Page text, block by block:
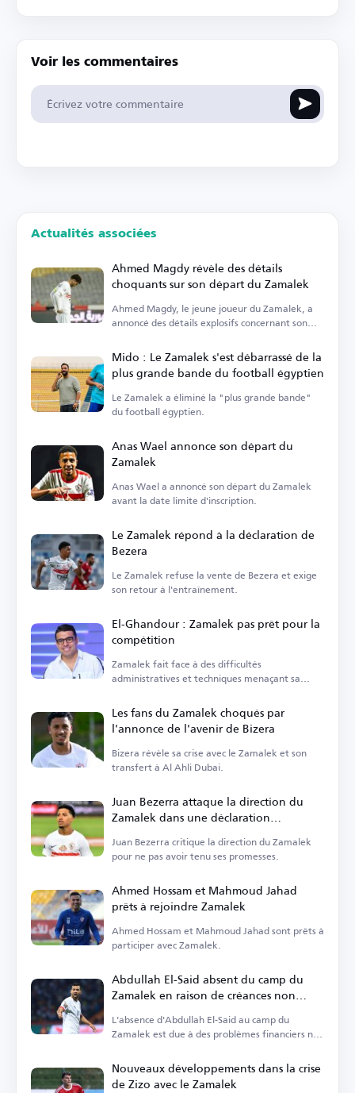
Voir les commentaires
Actualités associées
Ahmed Magdy révèle des détails
choquants sur son départ du Zamalek
Ahmed Magdy, le jeune joueur du Zamalek, a
annoncé des détails explosifs concernant son
Mido : Le Zamalek s'est débarrassé de la
plus grande bande du football égyptien
Le Zamalek a éliminé la "plus grande bande"
du football égyptien.
Anas Wael annonce son départ du
Zamalek
Anas Wael a annoncé son départ du Zamalek
avant la date limite d'inscription.
Le Zamalek répond à la déclaration de
Bezera
Le Zamalek refuse la vente de Bezera et exige
son retour à l'entraînement.
El-Ghandour : Zamalek pas prêt pour la
compétition
Zamalek fait face à des difficultés
administratives et techniques menaçant sa
Les fans du Zamalek choqués par
l'annonce de l'avenir de Bizera
Bizera révèle sa crise avec le Zamalek et son
transfert à Al Ahli Dubai.
Juan Bezerra attaque la direction du
Zamalek dans une déclaration
Juan Bezerra critique la direction du Zamalek
pour ne pas avoir tenu ses promesses.
Ahmed Hossam et Mahmoud Jahad
prêts à rejoindre Zamalek
Ahmed Hossam et Mahmoud Jahad sont prêts à
participer avec Zamalek.
Abdullah El-Said absent du camp du
Zamalek en raison de créances non
réglées
L'absence d'Abdullah El-Said au camp du
Zamalek est due à des problèmes financiers non
Nouveaux développements dans la crise
de Zizo avec le Zamalek